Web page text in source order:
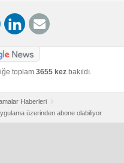
toplam 3655 kez bakıldı.
Haberleri
üzerinden abone olabiliyor